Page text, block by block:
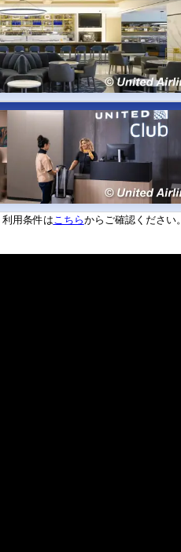
用条件はこちらからご確認ください。